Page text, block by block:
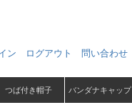
ン ログアウト 問い合わせ
つば付き帽子 バンダナキャップ